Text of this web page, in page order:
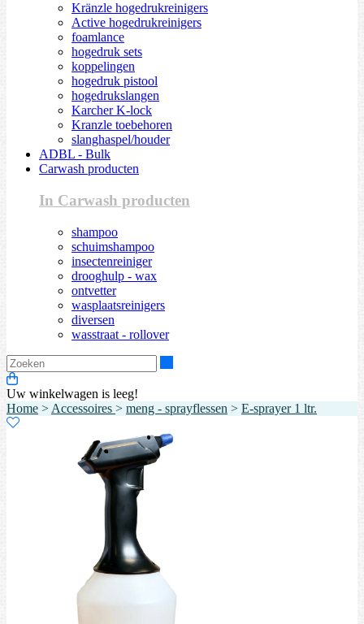
Kränzle hogedrukreinigers
Active hogedrukreinigers
foamlance
hogedruk sets
koppelingen
hogedruk pistool
hogedrukslangen
Karcher K-lock
Kranzle toebehoren
slanghaspel/houder
ADBL - Bulk
Carwash producten
In Carwash producten
shampoo
schuimshampoo
insectenreiniger
drooghulp - wax
ontvetter
wasplaatsreinigers
diversen
wasstraat - rollover
Uw winkelwagen is leeg!
Home > Accessoires > meng - sprayflessen > E-sprayer 1 ltr.